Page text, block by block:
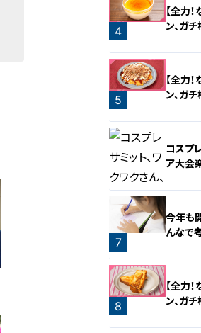
4
【全力
ン、ガ
5
【全力
ン、ガ
6
コスプ
ア大会
7
今年も
んなで
8
【全力
ン、ガ